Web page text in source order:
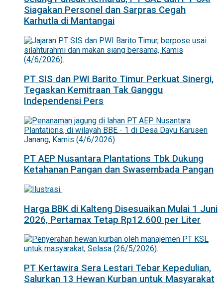
Siagakan Personel dan Sarpras Cegah
Karhutla di Mantangai
PT SIS dan PWI Barito Timur Perkuat Sinergi,
Tegaskan Kemitraan Tak Ganggu
Independensi Pers
PT AEP Nusantara Plantations Tbk Dukung
Ketahanan Pangan dan Swasembada Pangan
Harga BBK di Kalteng Disesuaikan Mulai 1 Juni
2026, Pertamax Tetap Rp12.600 per Liter
PT Kertawira Sera Lestari Tebar Kepedulian,
Salurkan 13 Hewan Kurban untuk Masyarakat